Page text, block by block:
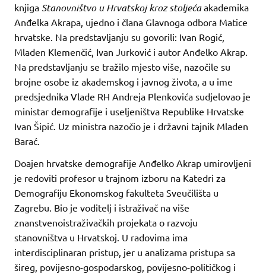
knjiga Stanovništvo u Hrvatskoj kroz stoljećaakademika
Anđelka Akrapa, ujedno i člana Glavnoga odbora Matice
hrvatske. Na predstavljanju su govorili: Ivan Rogić,
Mladen Klemenčić, Ivan Jurković i autor Anđelko Akrap.
Na predstavljanju se tražilo mjesto više, nazočile su
brojne osobe iz akademskog i javnog života, a u ime
predsjednika Vlade RH Andreja Plenkovića sudjelovao je
ministar demografije i useljeništva Republike Hrvatske
Ivan Šipić. Uz ministra nazočio je i državni tajnik Mladen
Barać.
Doajen hrvatske demografije Anđelko Akrap umirovljeni
je redoviti profesor u trajnom izboru na Katedri za
Demografiju Ekonomskog fakulteta Sveučilišta u
Zagrebu. Bio je voditelj i istraživač na više
znanstvenoistraživačkih projekata o razvoju
stanovništva u Hrvatskoj. U radovima ima
interdisciplinaran pristup, jer u analizama pristupa sa
šireg, povijesno-gospodarskog, povijesno-političkog i